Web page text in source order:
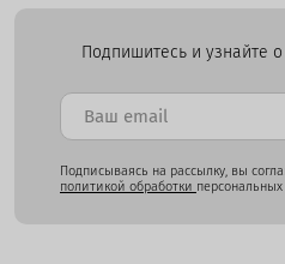
Подпишитесь и узнайте
Подписываясь на рассылку, вы
политикой обработки